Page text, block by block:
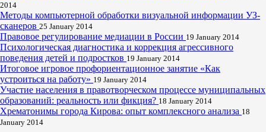
2014
Методы компьютерной обработки визуальной информации УЗ-
сканеров 25 January 2014
Правовое регулирование медиации в России 19 January 2014
Психологическая диагностика и коррекция агрессивного
поведения детей и подростков 19 January 2014
Итоговое игровое профориентационное занятие «Как
устроиться на работу» 19 January 2014
Участие населения в правотворческом процессе муниципальных
образований: реальность или фикция? 18 January 2014
Хрематонимы города Кирова: опыт комплексного анализа 18
January 2014